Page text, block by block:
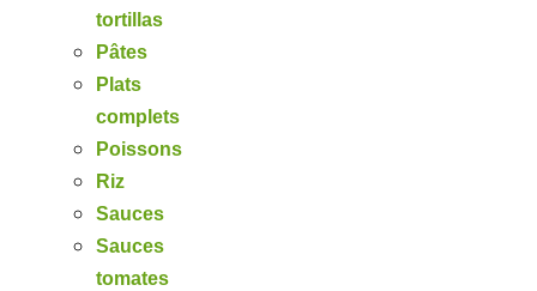
tortillas
Pâtes
Plats
complets
Poissons
Riz
Sauces
Sauces
tomates